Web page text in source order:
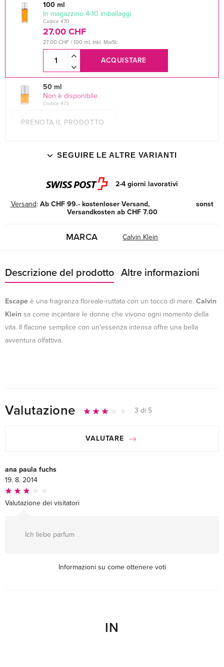
100 ml
In magazzino 4-10 imballaggi
Codice 470
27.00 CHF
27.00 CHF / 100 ml, inkl. MwSt.
ACQUISTARE
50 ml
Non è disponibile
Codice 473
PRENOTA IL PRODOTTO
SEGUIRE LE ALTRE VARIANTI
2-4 giorni lavorativi
Versand: Ab CHF 99.- kostenloser Versand, sonst
Versandkosten ab CHF 7.00
MARCA Calvin Klein
Descrizione del prodotto Altre informazioni
Escape è una fragranza floreale-ruttata con un tocco di mare. Calvin
Klein sa come incantare le donne che vivono ogni momento della
vita. Il flacone semplice con un'essenza intensa offre una bella
avventura olfattiva.
Valutazione 3 di 5
VALUTARE
ana paula fuchs
19. 8. 2014
Valutazione dei visitatori
Ich liebe parfum
Informazioni su come ottenere voti
IN